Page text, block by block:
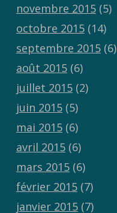
novembre 2015(5)
octobre 2015(14)
septembre 2015(6)
août 2015(6)
juillet 2015(2)
juin 2015(5)
mai 2015(6)
avril 2015(6)
mars 2015(6)
février 2015(7)
janvier 2015(7)